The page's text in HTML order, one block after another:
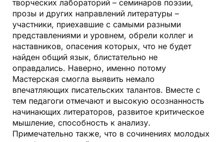
творческих лабораторий – семинаров поэзии,
прозы и других направлений литературы –
участники, приехавшие с самыми разными
представлениями и уровнем, обрели коллег и
наставников, опасения которых, что не будет
найден общий язык, блистательно не
оправдались. Наверно, именно потому
Мастерская смогла выявить немало
впечатляющих писательских талантов. Вместе с
тем педагоги отмечают и высокую осознанность
начинающих литераторов, развитое критическое
мышление, способность к анализу.
Примечательно также, что в сочинениях молодых